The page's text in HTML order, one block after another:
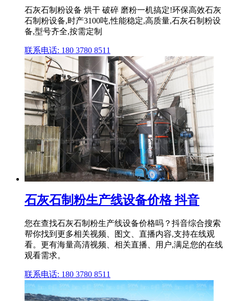
石灰石制粉设备 烘干 破碎 磨粉一机搞定!环保高效石灰
石制粉设备,时产3100吨,性能稳定,高质量,石灰石制粉设
备,型号齐全,按需定制
联系电话: 180 3780 8511
石灰石制粉生产线设备价格 抖音
您在查找石灰石制粉生产线设备价格吗？抖音综合搜索
帮你找到更多相关视频、图文、直播内容,支持在线观
看。更有海量高清视频、相关直播、用户,满足您的在线
观看需求。
联系电话: 180 3780 8511